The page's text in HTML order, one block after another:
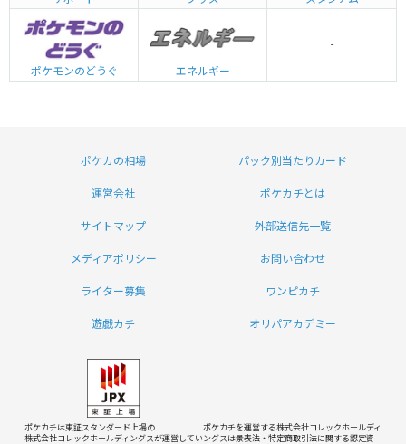
ポケモンのどうぐ エネルギー
-
ポケカの相場 パック別当たりカード
運営会社 ポケカチとは
サイトマップ 外部送信先一覧
メディアポリシー お問い合わせ
ライター募集 ワンピカチ
遊戯カチ オリパアカデミー
ポケカチは東証スタンダード上場の
株式会社コレックホールディングスが運営してい
ポケカチを運営する株式会社コレックホールディ
ングスは景表法・特定商取引法に関する認定資